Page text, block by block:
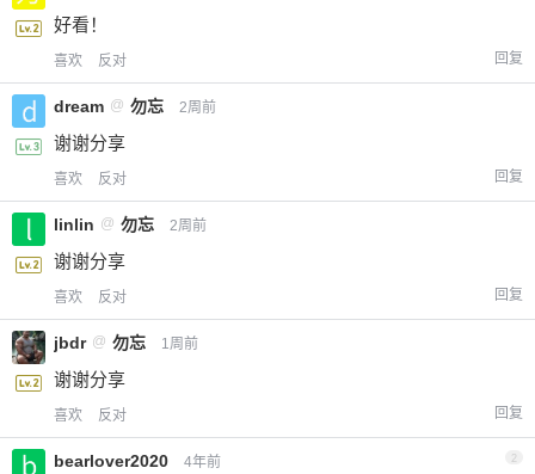
好看！
喜欢 反对 回复
dream @ 勿忘 2周前
谢谢分享
喜欢 反对 回复
linlin @ 勿忘 2周前
谢谢分享
喜欢 反对 回复
jbdr @ 勿忘 1周前
谢谢分享
喜欢 反对 回复
bearlover2020 4年前 2